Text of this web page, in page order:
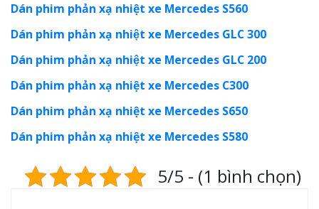
Dán phim phản xạ nhiệt xe Mercedes S560
Dán phim phản xạ nhiệt xe Mercedes GLC 300
Dán phim phản xạ nhiệt xe Mercedes GLC 200
Dán phim phản xạ nhiệt xe Mercedes C300
Dán phim phản xạ nhiệt xe Mercedes S650
Dán phim phản xạ nhiệt xe Mercedes S580
5/5 - (1 bình chọn)